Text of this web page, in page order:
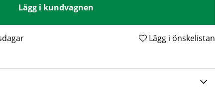
Lägg i kundvagnen
Lägg i önskelistan